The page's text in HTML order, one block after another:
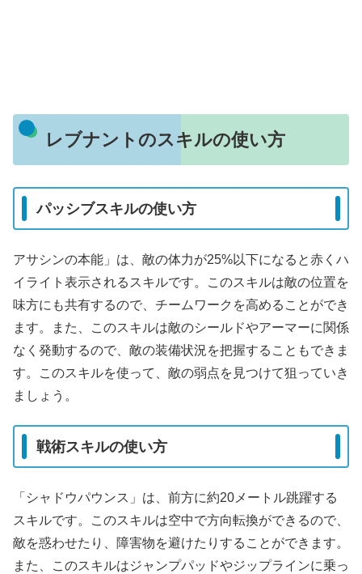
レブナントのスキルの使い方
パッシブスキルの使い方
アサシンの本能」は、敵の体力が25%以下になると赤くハ
イライト表示されるスキルです。このスキルは敵の位置を
味方にも共有するので、チームワークを高めることができ
ます。また、このスキルは敵のシールドやアーマーに関係
なく発動するので、敵の装備状況を把握することもできま
す。このスキルを使って、敵の弱点を見つけて狙っていき
ましょう。
戦術スキルの使い方
「シャドウパウンス」は、前方に約20メートル跳躍する
スキルです。このスキルは空中で方向転換ができるので、
敵を惑わせたり、障害物を避けたりすることができます。
また、このスキルはジャンプパッドやジップラインに乗っ